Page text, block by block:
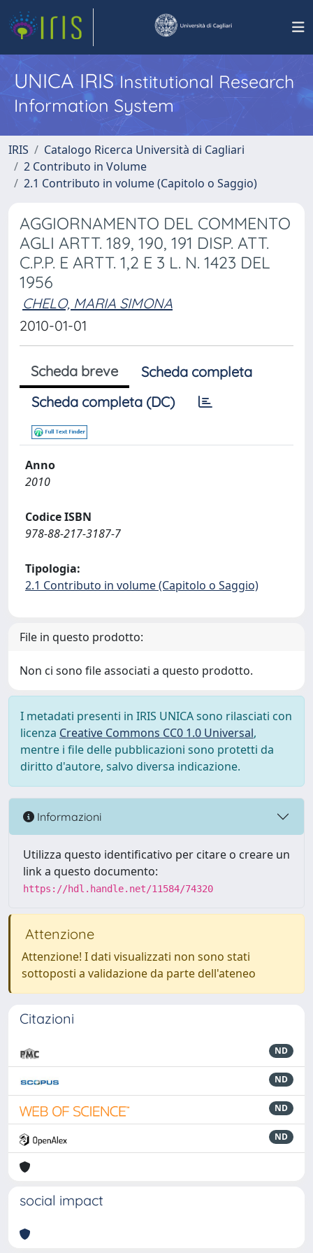
UNICA IRISInstitutional Research
Information System
IRIS
Catalogo Ricerca Università di Cagliari
2 Contributo in Volume
2.1 Contributo in volume (Capitolo o Saggio)
AGGIORNAMENTO DEL COMMENTO
AGLI ARTT. 189, 190, 191 DISP. ATT.
C.P.P. E ARTT. 1,2 E 3 L. N. 1423 DEL
1956
CHELO, MARIA SIMONA
2010-01-01
Scheda breve
Scheda completa
Scheda completa (DC)
Anno
2010
Codice ISBN
978-88-217-3187-7
Tipologia:
2.1 Contributo in volume (Capitolo o Saggio)
File in questo prodotto:
Non ci sono file associati a questo prodotto.
I metadati presenti in IRIS UNICA sono rilasciati con
licenza Creative Commons CC0 1.0 Universal,
mentre i file delle pubblicazioni sono protetti da
diritto d'autore, salvo diversa indicazione.
Informazioni
Utilizza questo identificativo per citare o creare un
link a questo documento:
https://hdl.handle.net/11584/74320
Attenzione
Attenzione! I dati visualizzati non sono stati
sottoposti a validazione da parte dell'ateneo
Citazioni
ND
ND
ND
ND
social impact